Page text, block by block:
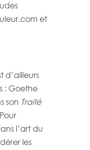
et
d’ailleurs
: Goethe
son Traité
l’art du
les